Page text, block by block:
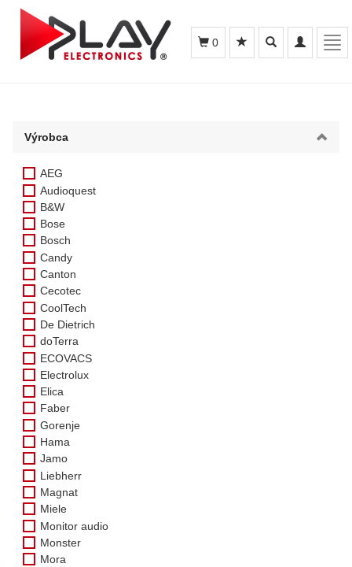
Toggle
navigation
Toggle
search
0
Výrobca
AEG
Audioquest
B&W
Bose
Bosch
Candy
Canton
Cecotec
CoolTech
De Dietrich
doTerra
ECOVACS
Electrolux
Elica
Faber
Gorenje
Hama
Jamo
Liebherr
Magnat
Miele
Monitor audio
Monster
Mora